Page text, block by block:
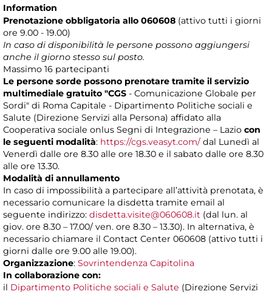
Information
Prenotazione obbligatoria allo 060608 (attivo tutti i giorni
ore 9.00 - 19.00)
In caso di disponibilità le persone possono aggiungersi
anche il giorno stesso sul posto.
Massimo 16 partecipanti
Le persone sorde possono prenotare tramite il servizio
multimediale gratuito "CGS - Comunicazione Globale per
Sordi" di Roma Capitale - Dipartimento Politiche sociali e
Salute (Direzione Servizi alla Persona) affidato alla
Cooperativa sociale onlus Segni di Integrazione – Lazio con
le seguenti modalità: https://cgs.veasyt.com/dal Lunedì al
Venerdì dalle ore 8.30 alle ore 18.30 e il sabato dalle ore 8.30
alle ore 13.30.
Modalità di annullamento
In caso di impossibilità a partecipare all’attività prenotata, è
necessario comunicare la disdetta tramite email al
seguente indirizzo: disdetta.visite@060608.it (dal lun. al
giov. ore 8.30 – 17.00/ ven. ore 8.30 – 13.30). In alternativa, è
necessario chiamare il Contact Center 060608 (attivo tutti i
giorni dalle ore 9.00 alle 19.00).
Organizzazione: Sovrintendenza Capitolina
In collaborazione con:
il Dipartimento Politiche sociali e Salute (Direzione Servizi